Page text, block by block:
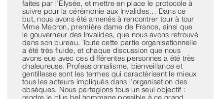
faites par l’Élysée, et mettre en place le protocole à
suivre pour la cérémonie aux Invalides… Dans ce
but, nous avons été amenés à rencontrer tour à tour
Mme Macron, première dame de France, ainsi que
le gouverneur des Invalides, que nous avons retrouvé
dans son bureau. Toute cette partie organisationnelle
a été très fluide, et chaque discussion que nous
avons eue avec ces différentes personnes a été très
chaleureuse. Professionnalisme, bienveillance et
gentillesse sont les termes qui caractérisent le mieux
tous les acteurs impliqués dans l’organisation des
obsèques. Nous partagions tous un seul objectif :